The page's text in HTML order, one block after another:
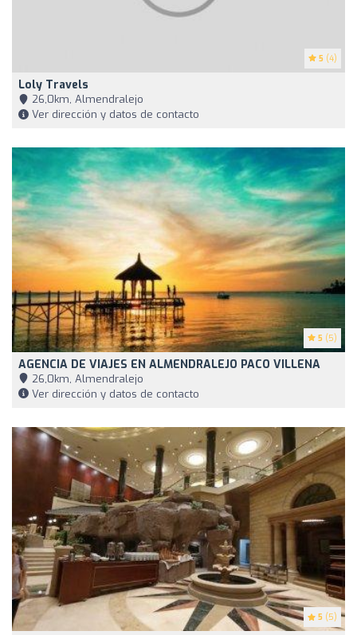
5 (4)
Loly Travels
26,0km, Almendralejo
Ver dirección y datos de contacto
5 (5)
AGENCIA DE VIAJES EN ALMENDRALEJO PACO VILLENA
26,0km, Almendralejo
Ver dirección y datos de contacto
5 (5)